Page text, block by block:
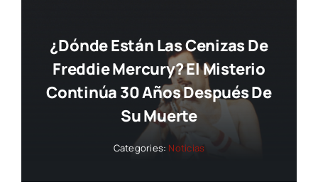
¿Dónde Están Las Cenizas De
Freddie Mercury? El Misterio
Continúa 30 Años Después De
Su Muerte
Categories: Noticias